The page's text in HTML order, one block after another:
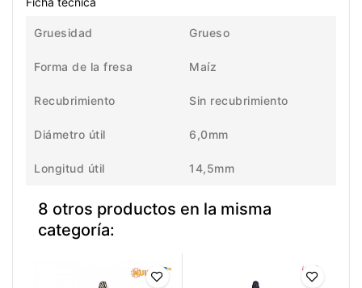
Gruesidad Grueso
Forma de la fresa Maíz
Recubrimiento Sin recubrimiento
Diámetro útil 6,0mm
Longitud útil 14,5mm
8 otros productos en la misma
categoría: